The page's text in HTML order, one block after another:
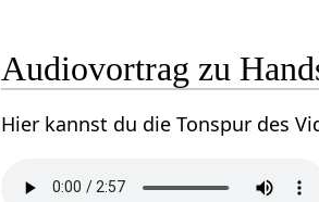
Audiovortrag zu
Hier kannst du die Tonspur des